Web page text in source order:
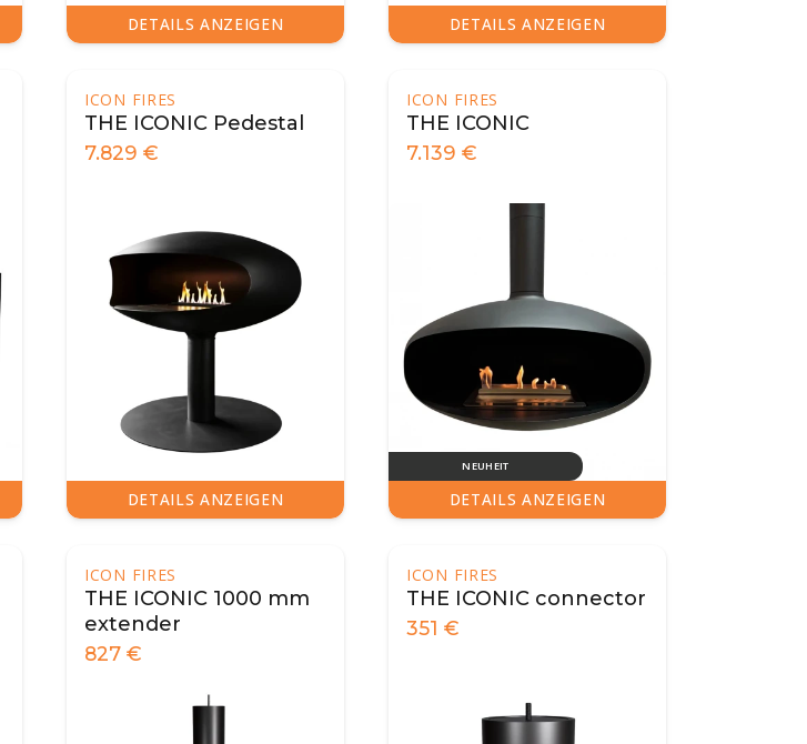
DETAILS ANZEIGEN DETAILS ANZEIGEN
ICON FIRES
THE ICONIC Pedestal
7.829 €
DETAILS ANZEIGEN
ICON FIRES
THE ICONIC
7.139 €
NEUHEIT
DETAILS ANZEIGEN
ICON FIRES
THE ICONIC 1000 mm
extender
827 €
ICON FIRES
THE ICONIC connector
351 €